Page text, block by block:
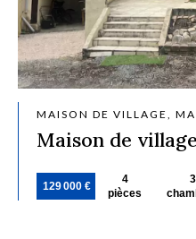
MAISON DE VILLAGE,
Maison de
129 000 €
4
pièces
3